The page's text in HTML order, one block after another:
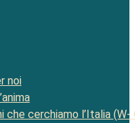
noi
che cerchiamo l’Italia (W-